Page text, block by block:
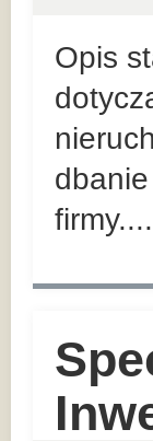
Opis
firmy....